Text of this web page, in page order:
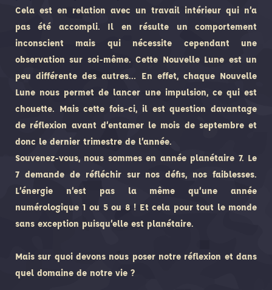
Cela est en relation avec un travail intérieur qui n’a
pas été accompli. Il en résulte un comportement
inconscient mais qui nécessite cependant une
observation sur soi-même. Cette Nouvelle Lune est un
peu différente des autres… En effet, chaque Nouvelle
Lune nous permet de lancer une impulsion, ce qui est
chouette. Mais cette fois-ci, il est question davantage
de réflexion avant d’entamer le mois de septembre et
donc le dernier trimestre de l’année.
Souvenez-vous, nous sommes en année planétaire 7. Le
7 demande de réfléchir sur nos défis, nos faiblesses.
L’énergie n’est pas la même qu’une année
numérologique 1 ou 5 ou 8 ! Et cela pour tout le monde
sans exception puisqu’elle est planétaire.
Mais sur quoi devons nous poser notre réflexion et dans
quel domaine de notre vie ?